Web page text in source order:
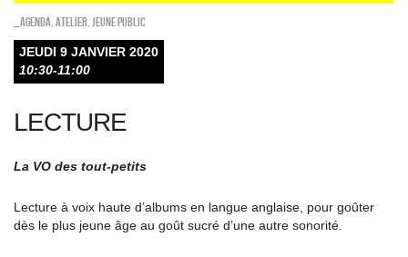
_Agenda Atelier Jeune public
JEUDI 9 JANVIER 2020
10:30-11:00
LECTURE
La VO des tout-petits
Lecture à voix haute d’albums en langue anglaise, pour goûter
dès le plus jeune âge au goût sucré d’une autre sonorité.